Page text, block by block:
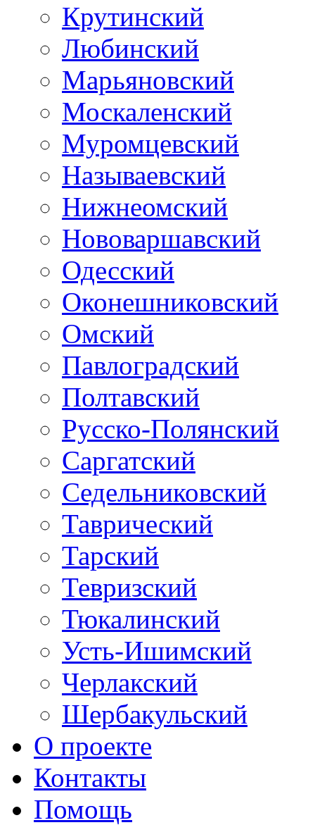
Крутинский
Любинский
Марьяновский
Москаленский
Муромцевский
Называевский
Нижнеомский
Нововаршавский
Одесский
Оконешниковский
Омский
Павлоградский
Полтавский
Русско-Полянский
Саргатский
Седельниковский
Таврический
Тарский
Тевризский
Тюкалинский
Усть-Ишимский
Черлакский
Шербакульский
О проекте
Контакты
Помощь